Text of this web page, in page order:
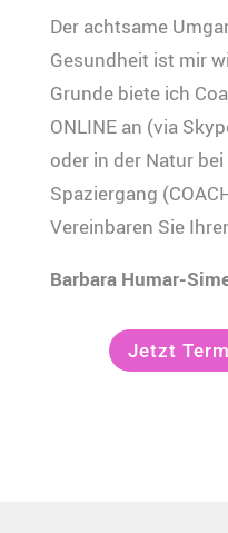
Der achtsame
Gesundheit ist mir
Grunde biete ich
ONLINE an (via
oder in der Natur
Spaziergang
Vereinbaren Sie
Barbara Humar-
Jetzt